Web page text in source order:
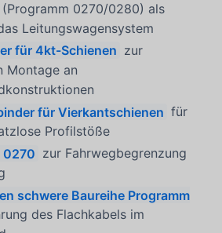
(Programm 0270/0280) als
Leitungswagensystem
für 4kt-Schienen zur
Montage an
für Vierkantschienen für
Profilstöße
0270 zur Fahrwegbegrenzung
schwere Baureihe Programm
des Flachkabels im